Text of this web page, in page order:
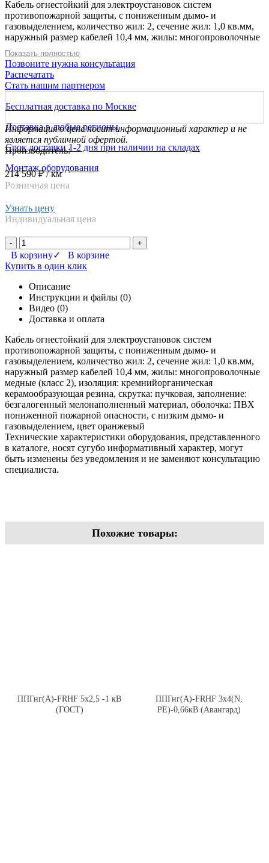
Кабель огнестойкий для электроустановок систем
противопожарной защиты, с пониженным дымо- и
газовыделением, количество жил: 2, сечение жил: 1,0 кв.мм,
наружный размер кабелей 10,4 мм, жилы: многопроволочные
медные (класс 2), изоляция: кремнийорганическая
керамообразующая резина, скрутка: пучковая, заполнение:
безгалогенный мелонаполненный материал, оболочка: ПВХ
пониженной пожарной опасности, с низким дымо- и
газовыделением, цвет оранжевый
Показать полностью
Позвоните нужна консультация
Распечатать
Стать нашим партнером
Бесплатная доставка по Москве
Доставка в любые регионы
Срок доставки 1-2 дня при наличии на складах
Монтаж оборудования
Информация о цене носит информационный характер и не
является публичной офертой.
Производитель:
214 590 ₽/ км
Розничная цена
Узнать цену
Индивидуальная цена
- +
В корзину✓ В корзине
Купить в один клик
Описание
Инструкции и файлы (0)
Видео (0)
Доставка и оплата
Кабель огнестойкий для электроустановок систем
противопожарной защиты, с пониженным дымо- и
газовыделением, количество жил: 2, сечение жил: 1,0 кв.мм,
наружный размер кабелей 10,4 мм, жилы: многопроволочные
медные (класс 2), изоляция: кремнийорганическая
керамообразующая резина, скрутка: пучковая, заполнение:
безгалогенный мелонаполненный материал, оболочка: ПВХ
пониженной пожарной опасности, с низким дымо- и
газовыделением, цвет оранжевый
Технические характеристики оборудования, представленного
в каталоге, носят сугубо информативный характер, могут
быть изменены без уведомления и не заменяют консультацию
специалиста.
Похожие товары:
ППГнг(А)-FRHF 5х2,5 -1 кВ
(ГОСТ)
ППГнг(А)-FRHF 3х4(N,
PE)-0,66кВ (Авангард)